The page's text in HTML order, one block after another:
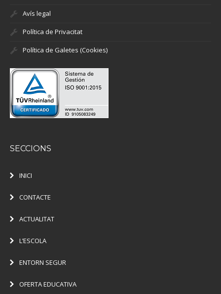
Avís legal
Política de Privacitat
Política de Galetes (Cookies)
SECCIONS
INICI
CONTACTE
ACTUALITAT
L’ESCOLA
ENTORN SEGUR
OFERTA EDUCATIVA